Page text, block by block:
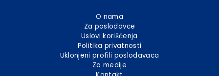
O nama
Za poslodavce
Uslovi korišćenja
Politika privatnosti
Uklonjeni profili poslodavaca
Za medije